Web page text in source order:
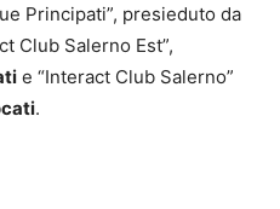
Principati”, presieduto da
Club Salerno Est”,
e “Interact Club Salerno”
.